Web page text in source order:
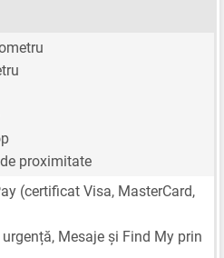
proximitate
(certificat Visa, MasterCard,
urgență, Mesaje și Find My prin